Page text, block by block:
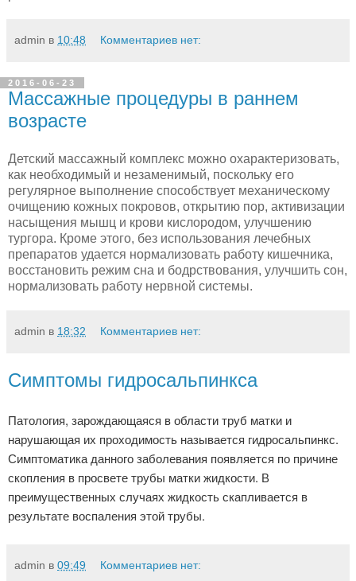
admin в 10:48 Комментариев нет:
2016-06-23
Массажные процедуры в раннем
возрасте
Детский массажный комплекс можно охарактеризовать,
как необходимый и незаменимый, поскольку его
регулярное выполнение способствует механическому
очищению кожных покровов, открытию пор, активизации
насыщения мышц и крови кислородом, улучшению
тургора. Кроме этого, без использования лечебных
препаратов удается нормализовать работу кишечника,
восстановить режим сна и бодрствования, улучшить сон,
нормализовать работу нервной системы.
admin в 18:32 Комментариев нет:
Cимптомы гидросальпинкса
Патология, зарождающаяся в области труб матки и
нарушающая их проходимость называется гидросальпинкс.
Симптоматика данного заболевания появляется по причине
скопления в просвете трубы матки жидкости. В
преимущественных случаях жидкость скапливается в
результате воспаления этой трубы.
admin в 09:49 Комментариев нет: